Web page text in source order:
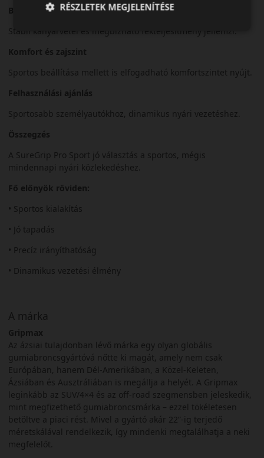
Biztonsági jellemzők
Stabil kanyarvétel és megbízható fékteljesítmény jellemzi.
Komfort és zajszint
Sportos beállítása mellett is elfogadható komfortszintet nyújt.
Felhasználási ajánlás
Sportosabb személyautókhoz, dinamikus nyári vezetéshez.
Összegzés
A SureGrip Pro Sport jó választás a sportos, mégis
mindennapi nyári közlekedéshez.
Fő előnyök röviden:
• Sportos kialakítás
• Jó tapadás
• Precíz irányíthatóság
• Dinamikus vezetési élmény
A márka
Gripmax
Az ázsiai tulajdonban lévő márka egy olyan globális
gumiabroncsgyártóvá nőtte ki magát, amely nem csak
Európában, hanem Dél-Amerikában, a Közel-Keleten,
Ázsiában és Ausztráliában is megállja a helyét. A Gripmax
leginkább az SUV/4×4 és az off-road szegmensben jeleskedik,
mint megfizethető gumiabroncsmárka – ezzel tökéletesen
betöltve a piaci rést. Mivel a gyártó akár 22”-ig terjedő
méretskálával rendelkezik, így mindenki megtalálhatja a neki
megfelelőt.
RÉSZLETEK MEGJELENÍTÉSE